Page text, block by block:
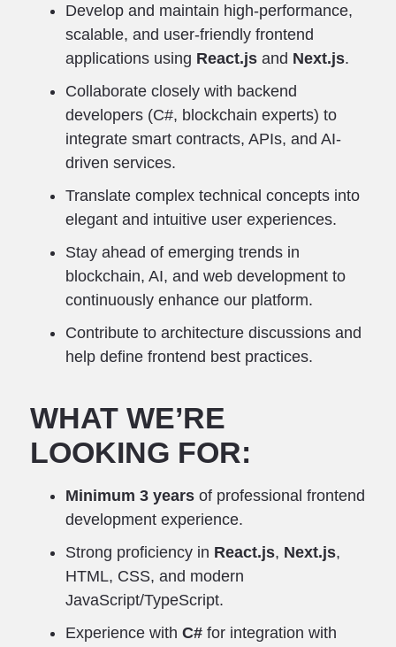
Develop and maintain high-performance,
scalable, and user-friendly frontend
applications using React.jsand Next.js.
Collaborate closely with backend
developers (C#, blockchain experts) to
integrate smart contracts, APIs, and AI-
driven services.
Translate complex technical concepts into
elegant and intuitive user experiences.
Stay ahead of emerging trends in
blockchain, AI, and web development to
continuously enhance our platform.
Contribute to architecture discussions and
help define frontend best practices.
WHAT WE’RE
LOOKING FOR:
Minimum 3 yearsof professional frontend
development experience.
Strong proficiency in React.js, Next.js,
HTML, CSS, and modern
JavaScript/TypeScript.
Experience with C#for integration with